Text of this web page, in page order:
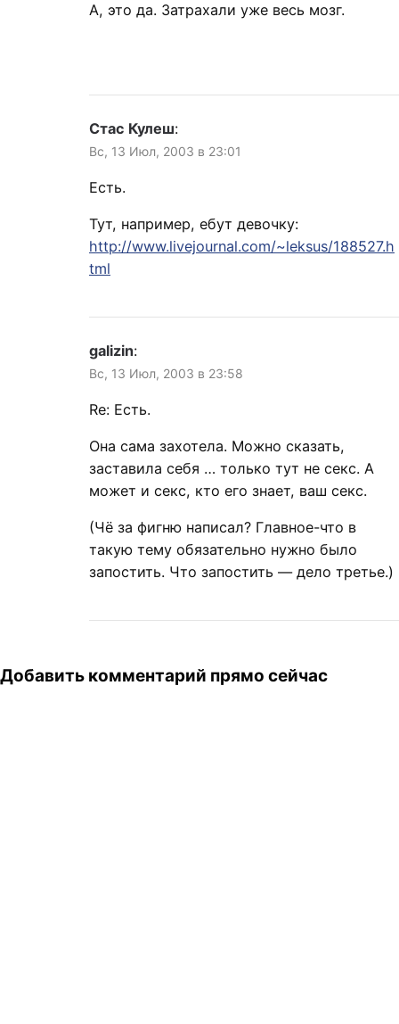
А, это да. Затрахали уже весь мозг.
Стас Кулеш:
Вс, 13 Июл, 2003 в 23:01
Есть.
Тут, например, ебут девочку:
http://www.livejournal.com/~leksus/188527.h
tml
galizin:
Вс, 13 Июл, 2003 в 23:58
Re: Есть.
Она сама захотела. Можно сказать,
заставила себя … только тут не секс. А
может и секс, кто его знает, ваш секс.
(Чё за фигню написал? Главное-что в
такую тему обязательно нужно было
запостить. Что запостить — дело третье.)
Добавить комментарий прямо сейчас